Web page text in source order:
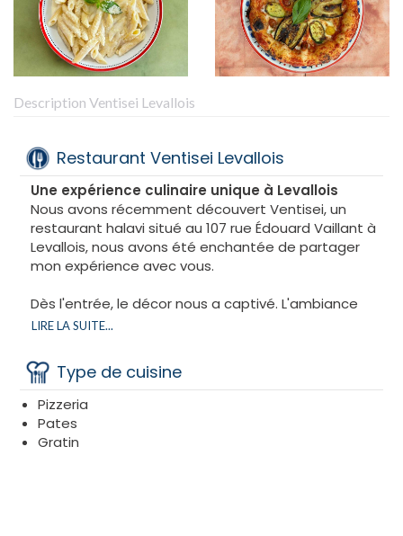
Description Ventisei Levallois
Restaurant Ventisei Levallois
Une expérience culinaire unique à Levallois
Nous avons récemment découvert Ventisei, un
restaurant halavi situé au 107 rue Édouard Vaillant à
Levallois, nous avons été enchantée de partager
mon expérience avec vous.
Dès l'entrée, le décor nous a captivé. L'ambiance
est sublime, avec des fleurs ornant l'espace, créant
La carte de Ventisei est impressionnante par sa
diversité, mais leur spécialité est vraiment unique :
des "boles". Il s'agit de bols faits de pâte à pizza,
remplis de pâtes de votre choix. Nous avons
LIRE LA SUITE...
Type de cuisine
Pizzeria
Pates
Gratin